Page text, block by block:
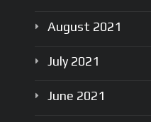
August 2021
July 2021
June 2021